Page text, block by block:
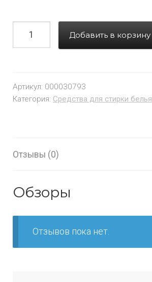
Добавить в корзину
Артикул: 000030793
Категория: Средства для стирки белья
Отзывы (0)
Обзоры
Отзывов пока нет.